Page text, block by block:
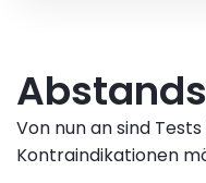
Von nun an sind
Kontraindikationen